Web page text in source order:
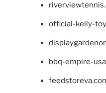
official-kelly-
bbq-empire-